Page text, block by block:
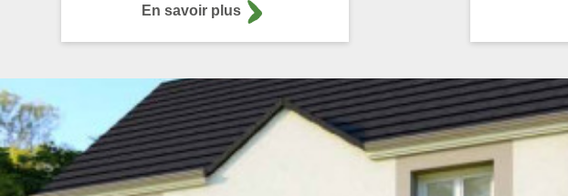
En savoir plus